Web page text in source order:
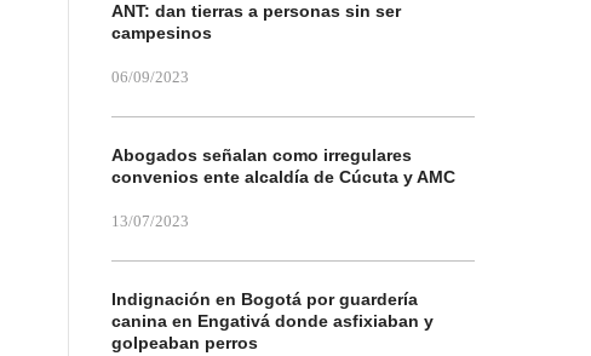
ANT: dan tierras a personas sin ser
campesinos
06/09/2023
Abogados señalan como irregulares
convenios ente alcaldía de Cúcuta y AMC
13/07/2023
Indignación en Bogotá por guardería
canina en Engativá donde asfixiaban y
golpeaban perros